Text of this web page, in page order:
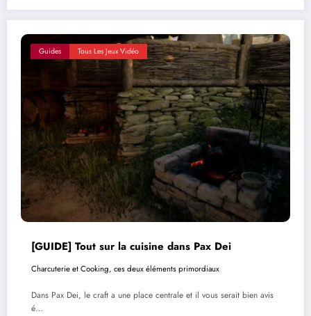
Guides Tous Les Jeux Vidéo
[GUIDE] Tout sur la cuisine dans Pax Dei
Charcuterie et Cooking, ces deux éléments primordiaux
Dans Pax Dei, le craft a une place centrale et il vous serait bien avis
é…